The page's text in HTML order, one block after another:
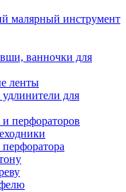
малярный инструмент
ванночки для
ленты
для
перфораторов